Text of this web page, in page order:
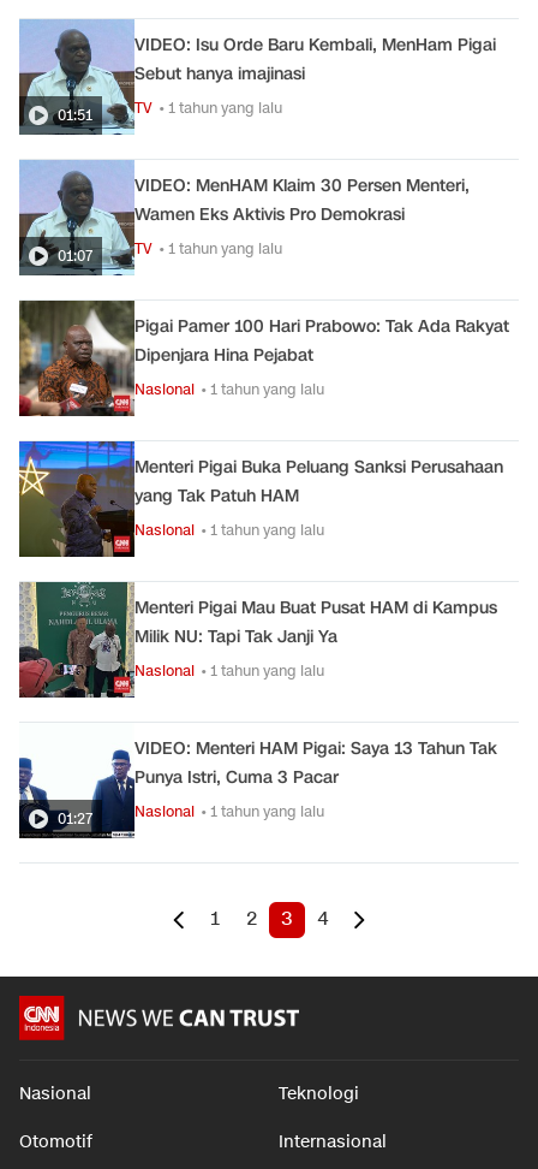
01:51
VIDEO: Isu Orde Baru Kembali, MenHam Pigai
Sebut hanya imajinasi
TV • 1 tahun yang lalu
01:07
VIDEO: MenHAM Klaim 30 Persen Menteri,
Wamen Eks Aktivis Pro Demokrasi
TV • 1 tahun yang lalu
Pigai Pamer 100 Hari Prabowo: Tak Ada Rakyat
Dipenjara Hina Pejabat
Nasional • 1 tahun yang lalu
Menteri Pigai Buka Peluang Sanksi Perusahaan
yang Tak Patuh HAM
Nasional • 1 tahun yang lalu
Menteri Pigai Mau Buat Pusat HAM di Kampus
Milik NU: Tapi Tak Janji Ya
Nasional • 1 tahun yang lalu
01:27
VIDEO: Menteri HAM Pigai: Saya 13 Tahun Tak
Punya Istri, Cuma 3 Pacar
Nasional • 1 tahun yang lalu
1 2 3 4
Nasional Teknologi
Otomotif Internasional